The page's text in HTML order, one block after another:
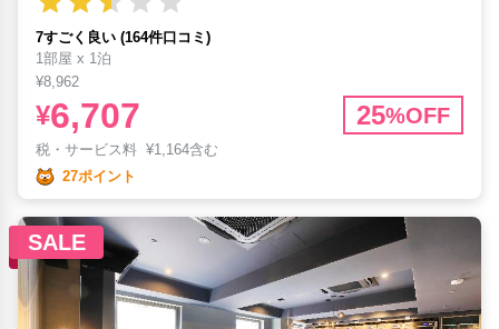
7すごく良い (164件口コミ)
1部屋 x 1泊
¥8,962
¥6,707 25%OFF
税・サービス料 ¥1,164含む
27ポイント
SALE